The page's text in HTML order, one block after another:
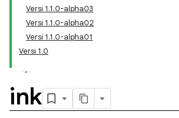
Versi 1.1.0-alpha03
Versi 1.1.0-alpha02
Versi 1.1.0-alpha01
Versi 1.0
ink